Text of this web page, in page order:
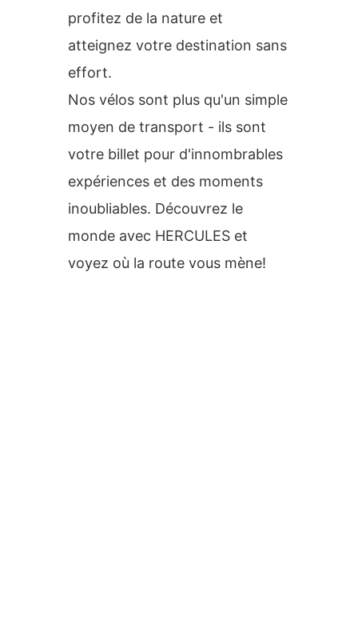
profitez de la nature et
atteignez votre destination sans
effort.
Nos vélos sont plus qu'un simple
moyen de transport - ils sont
votre billet pour d'innombrables
expériences et des moments
inoubliables. Découvrez le
monde avec HERCULES et
voyez où la route vous mène!